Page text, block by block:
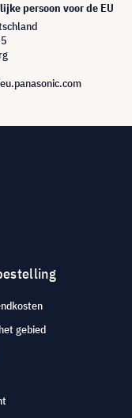
persoon voor de EU
gebied